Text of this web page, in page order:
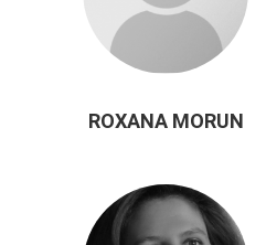
ROXANA MORUN